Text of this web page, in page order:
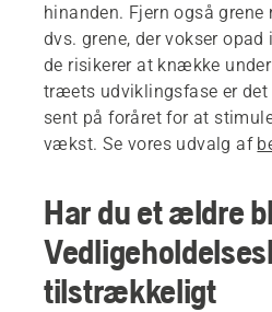
hinanden. Fjern også grene
dvs. grene, der vokser
de risikerer at knække
træets udviklingsfase er
sent på foråret for at
vækst. Se vores udvalg af
Har du et ældre
tilstrækkeligt